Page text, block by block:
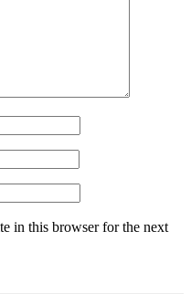
in this browser for the next